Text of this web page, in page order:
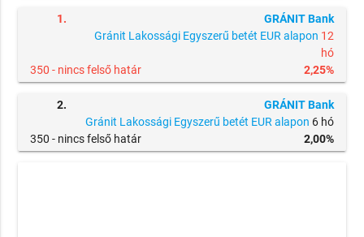
1.
GRÁNIT Bank
Gránit Lakossági Egyszerű betét EUR alapon 12
hó
350 - nincs felső határ 2,25%
2.
GRÁNIT Bank
Gránit Lakossági Egyszerű betét EUR alapon 6 hó
350 - nincs felső határ 2,00%